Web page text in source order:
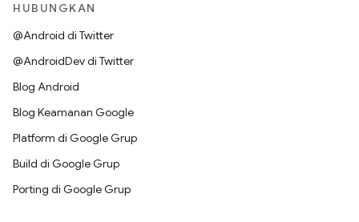
HUBUNGKAN
@Android di Twitter
@AndroidDev di Twitter
Blog Android
Blog Keamanan Google
Platform di Google Grup
Build di Google Grup
Porting di Google Grup